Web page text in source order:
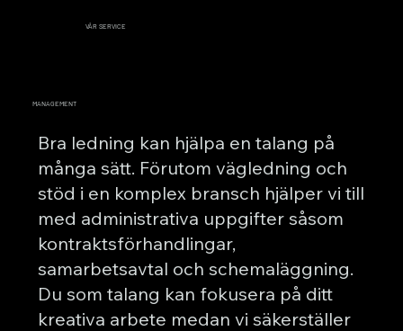
VÅR SERVICE
Bra ledning kan hjälpa en talang på
många sätt. Förutom vägledning och
stöd i en komplex bransch hjälper vi till
med administrativa uppgifter såsom
kontraktsförhandlingar,
samarbetsavtal och schemaläggning.
Du som talang kan fokusera på ditt
kreativa arbete medan vi säkerställer
MANAGEMENT